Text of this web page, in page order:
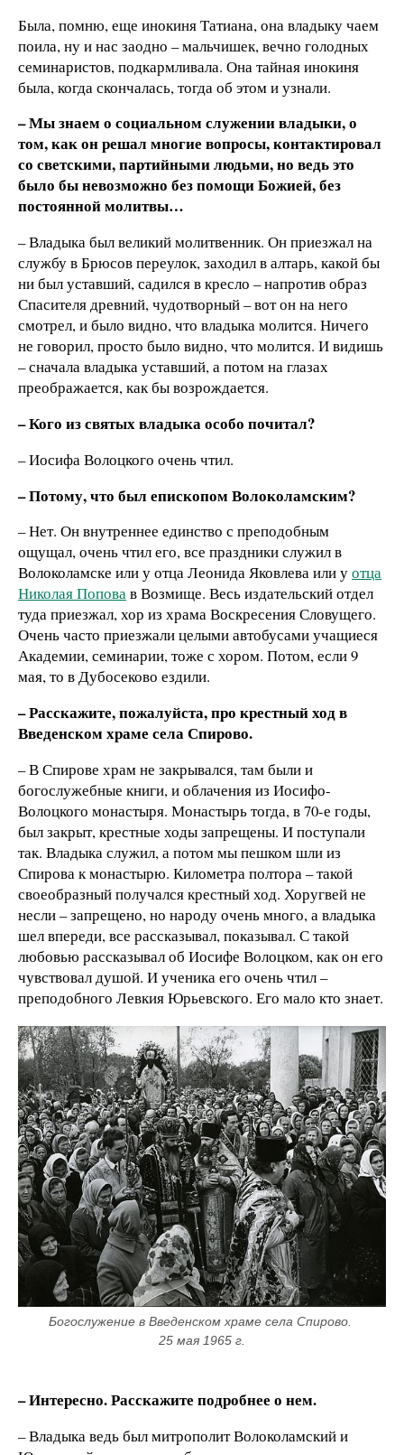
Была, помню, еще инокиня Татиана, она владыку чаем
поила, ну и нас заодно – мальчишек, вечно голодных
семинаристов, подкармливала. Она тайная инокиня
была, когда скончалась, тогда об этом и узнали.
– Мы знаем о социальном служении владыки, о
том, как он решал многие вопросы, контактировал
со светскими, партийными людьми, но ведь это
было бы невозможно без помощи Божией, без
постоянной молитвы…
– Владыка был великий молитвенник. Он приезжал на
службу в Брюсов переулок, заходил в алтарь, какой бы
ни был уставший, садился в кресло – напротив образ
Спасителя древний, чудотворный – вот он на него
смотрел, и было видно, что владыка молится. Ничего
не говорил, просто было видно, что молится. И видишь
– сначала владыка уставший, а потом на глазах
преображается, как бы возрождается.
– Кого из святых владыка особо почитал?
– Иосифа Волоцкого очень чтил.
– Потому, что был епископом Волоколамским?
– Нет. Он внутреннее единство с преподобным
ощущал, очень чтил его, все праздники служил в
Волоколамске или у отца Леонида Яковлева или уотца
Николая Поповав Возмище. Весь издательский отдел
туда приезжал, хор из храма Воскресения Словущего.
Очень часто приезжали целыми автобусами учащиеся
Академии, семинарии, тоже с хором. Потом, если 9
мая, то в Дубосеково ездили.
– Расскажите, пожалуйста, про крестный ход в
Введенском храме села Спирово.
– В Спирове храм не закрывался, там были и
богослужебные книги, и облачения из Иосифо-
Волоцкого монастыря. Монастырь тогда, в 70-е годы,
был закрыт, крестные ходы запрещены. И поступали
так. Владыка служил, а потом мы пешком шли из
Спирова к монастырю. Километра полтора – такой
своеобразный получался крестный ход. Хоругвей не
несли – запрещено, но народу очень много, а владыка
шел впереди, все рассказывал, показывал. С такой
любовью рассказывал об Иосифе Волоцком, как он его
чувствовал душой. И ученика его очень чтил –
преподобного Левкия Юрьевского. Его мало кто знает.
Богослужение в Введенском храме села Спирово.
25 мая 1965 г.
– Интересно. Расскажите подробнее о нем.
– Владыка ведь был митрополит Волоколамский и